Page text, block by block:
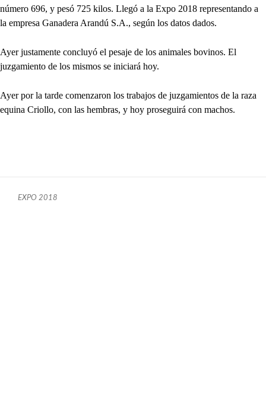
número 696, y pesó 725 kilos. Llegó a la Expo 2018 representando a
la empresa Ganadera Arandú S.A., según los datos dados.
Ayer justamente concluyó el pesaje de los animales bovinos. El
juzgamiento de los mismos se iniciará hoy.
Ayer por la tarde comenzaron los trabajos de juzgamientos de la raza
equina Criollo, con las hembras, y hoy proseguirá con machos.
EXPO 2018